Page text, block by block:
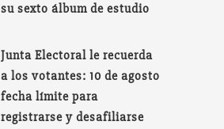
su sexto álbum de estudio
Junta Electoral le recuerda
a los votantes: 10 de agosto
fecha límite para
registrarse y desafiliarse